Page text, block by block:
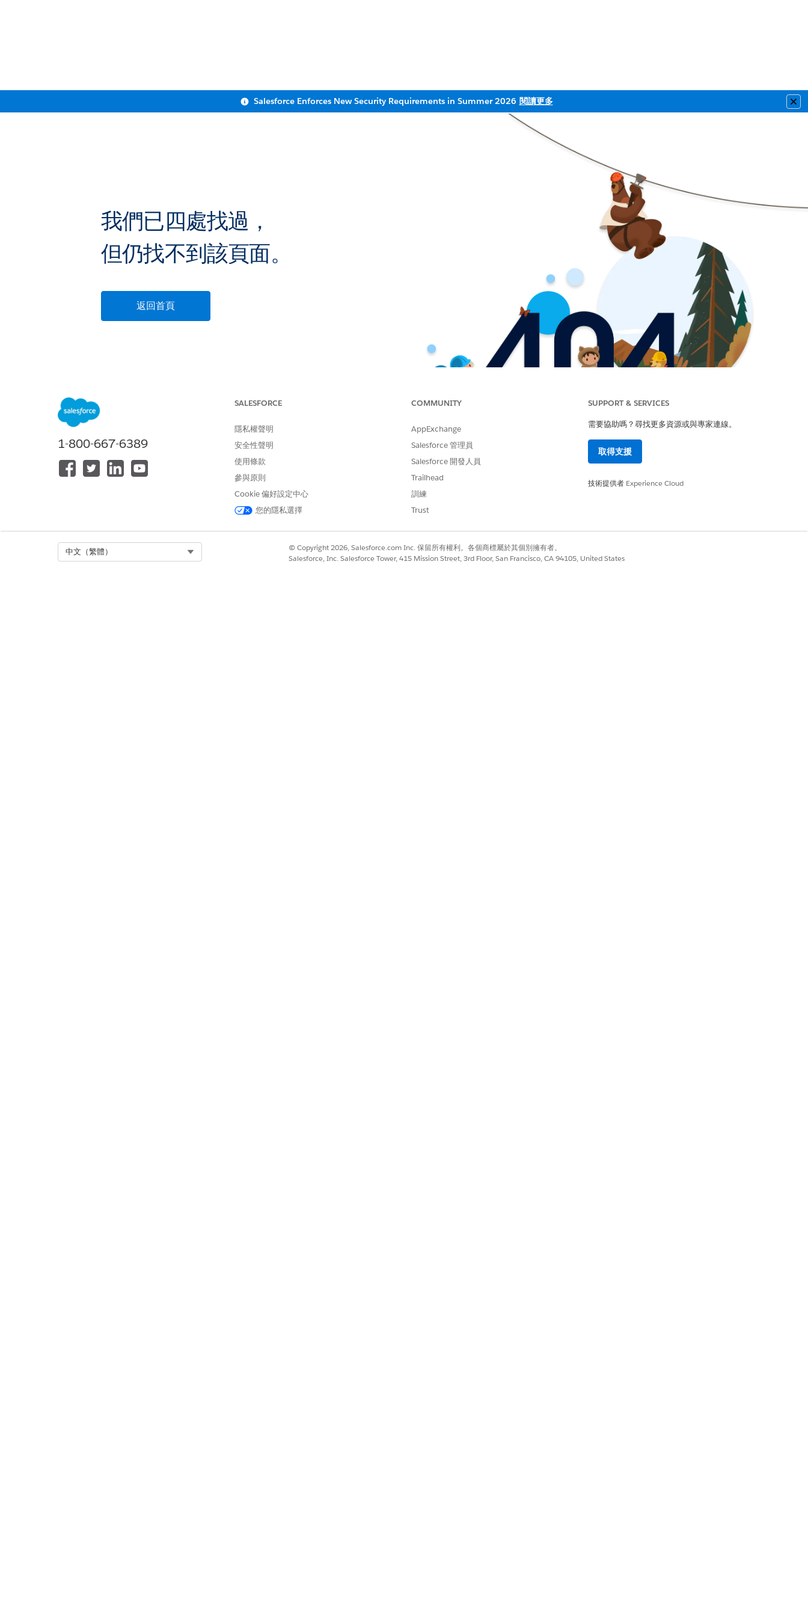
Salesforce Enforces New Security Requirements in Summer 2026 閱讀更多
我們已四處找過，
但仍找不到該頁面。
返回首頁
1-800-667-6389
SALESFORCE
隱私權聲明
安全性聲明
使用條款
參與原則
Cookie 偏好設定中心
您的隱私選擇
COMMUNITY
AppExchange
Salesforce 管理員
Salesforce 開發人員
Trailhead
訓練
Trust
SUPPORT & SERVICES
需要協助嗎？尋找更多資源或與專家連線。
取得支援
技術提供者 Experience Cloud
中文（繁體）
© Copyright 2026, Salesforce.com Inc. 保留所有權利。各個商標屬於其個別擁有者。
Salesforce, Inc. Salesforce Tower, 415 Mission Street, 3rd Floor, San Francisco, CA 94105, United States